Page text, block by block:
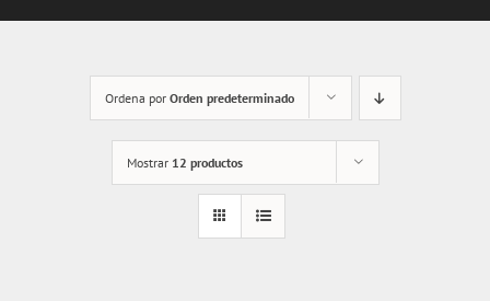
Ordena por Orden predeterminado
Mostrar 12 productos